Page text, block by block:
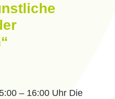
– 16:00 Uhr Die